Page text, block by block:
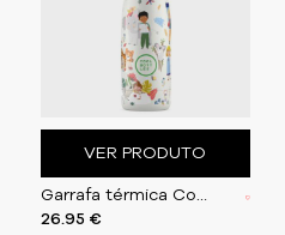
VER PRODUTO
Garrafa térmica Cool Bottles Curious Explore 350ml
26.95 €